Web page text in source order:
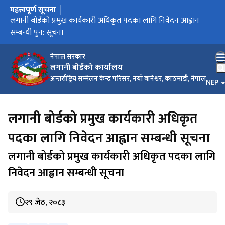
नेपाल सरकार
लगानी बोर्डको कार्यालय
अन्तर्राष्ट्रिय सम्मेलन केन्द्र परिसर, नयाँ बानेश्वर, काठमाडौं, नेपालभाषा
NEP
मुख्य नेभिगेसनमा जानुहोस्
महत्त्वपूर्ण सूचना
कार्यालय स्थानान्तरण सम्बन्धी सूचना
लगानी बोर्डको प्रमुख कार्यकारी अधिकृत पदका लागि निवेदन आह्वान
सम्बन्धी पुन: सूचना
लगानी बोर्डको प्रमुख कार्यकारी अधिकृत पदका लागि निवेदन आह्वान
सम्बन्धी सूचना
लगानी बोर्डको प्रमुख कार्यकारी अधिकृत
पदका लागि निवेदन आह्वान सम्बन्धी सूचना
लगानी बोर्डको प्रमुख कार्यकारी अधिकृत पदका लागि
निवेदन आह्वान सम्बन्धी सूचना
२९ जेठ, २०८३